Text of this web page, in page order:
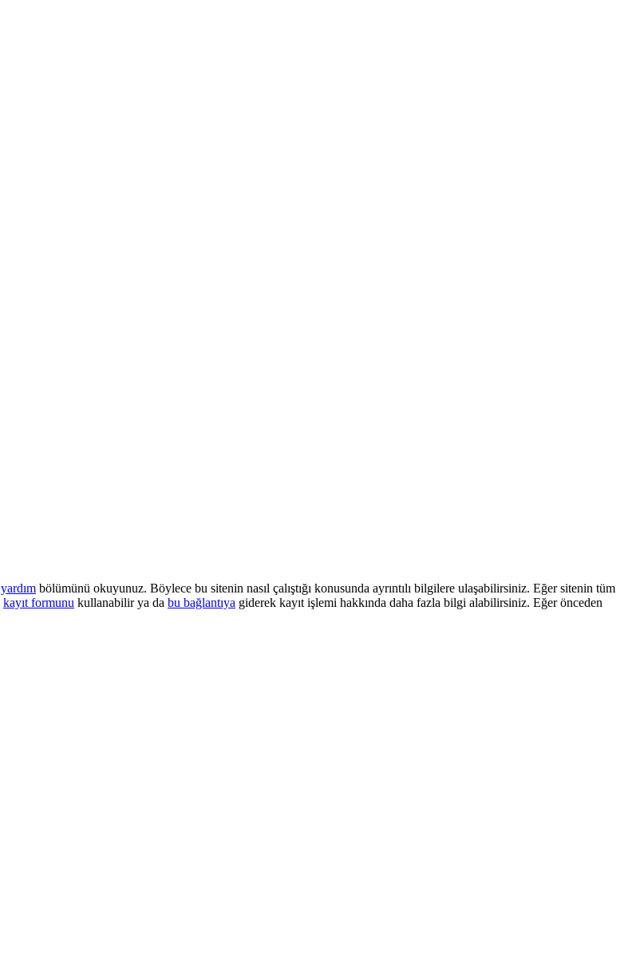
yardım bölümünü okuyunuz. Böylece bu sitenin nasıl çalıştığı konusunda ayrıntılı bilgilere ulaşabilirsiniz. Eğer sitenin tüm
kayıt formunu kullanabilir ya da bu bağlantıya giderek kayıt işlemi hakkında daha fazla bilgi alabilirsiniz. Eğer önceden